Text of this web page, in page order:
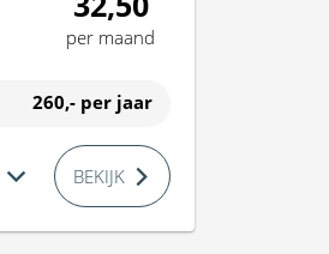
per maand
260,- per jaar
BEKIJK